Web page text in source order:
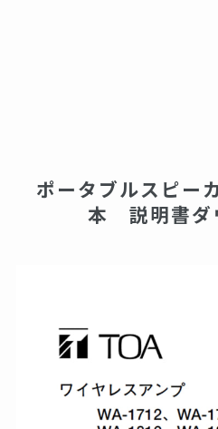
ポータブルスピー
本 説明書ダ